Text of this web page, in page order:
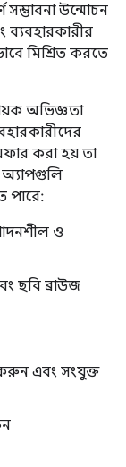
উন্মোচন
ব্যবহারকারীর
মিশ্রিত করতে
অভিজ্ঞতা
করা হয় তা
অ্যাপগুলি
পারে:
ও
ছবি ব্রাউজ
এবং সংযুক্ত